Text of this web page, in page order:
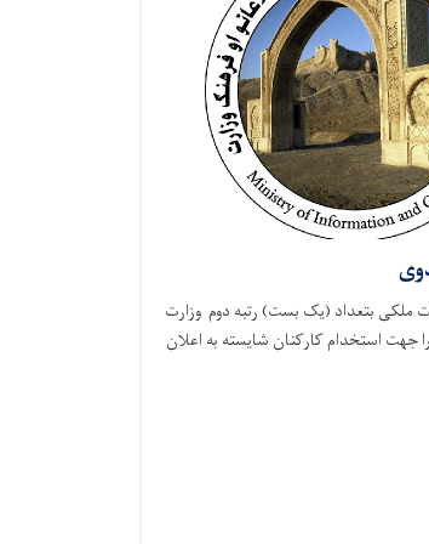
ملکی بتعداد (یک بست) رتبه دوم وزارت
جهت استخدام کارکنان شایسته به اعلان